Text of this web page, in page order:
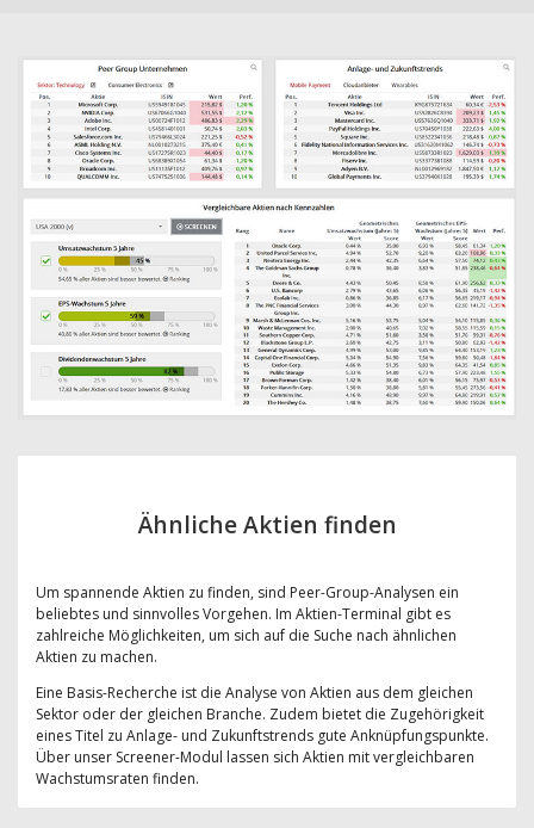
Ähnliche Aktien finden
Um spannende Aktien zu finden, sind Peer-Group-Analysen ein
beliebtes und sinnvolles Vorgehen. Im Aktien-Terminal gibt es
zahlreiche Möglichkeiten, um sich auf die Suche nach ähnlichen
Aktien zu machen.
Eine Basis-Recherche ist die Analyse von Aktien aus dem gleichen
Sektor oder der gleichen Branche. Zudem bietet die Zugehörigkeit
eines Titel zu Anlage- und Zukunftstrends gute Anknüpfungspunkte.
Über unser Screener-Modul lassen sich Aktien mit vergleichbaren
Wachstumsraten finden.